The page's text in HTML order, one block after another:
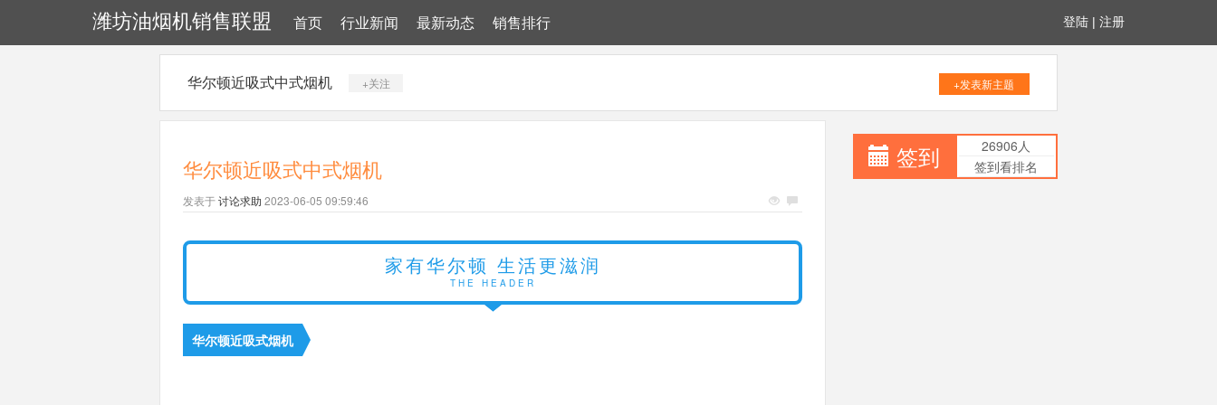
潍坊油烟机销售联盟 首页 行业新闻 最新动态 销售排行 登陆 | 注册
华尔顿近吸式中式烟机 +关注 +发表新主题
华尔顿近吸式中式烟机
发表于讨论求助 2023-06-05 09:59:46
家有华尔顿 生活更滋润
THE HEADER
华尔顿近吸式烟机
签到
26906人
签到看排名